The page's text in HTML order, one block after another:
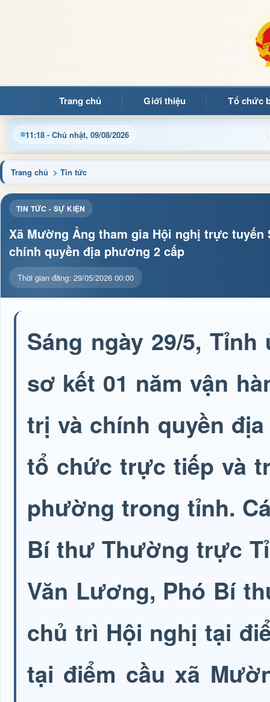
Trang chủ Giới thiệu Tổ chức
11:18 - Chủ nhật, 09/08/2026
thông tin điều hành, thủ tục hành chính và tin tức địa
Trang chủ > Tin tức
TIN TỨC - SỰ KIỆN
Xã Mường Ảng tham gia Hội nghị trực
chính quyền địa phương 2 cấp
Thời gian đăng: 29/05/2026 00:00
Sáng ngày 29/5,
sơ kết 01 năm vận
trị và chính quyền
tổ chức trực tiếp và
phường trong tỉnh.
Bí thư Thường trực
Văn Lương, Phó Bí
chủ trì Hội nghị tại
tại điểm cầu xã